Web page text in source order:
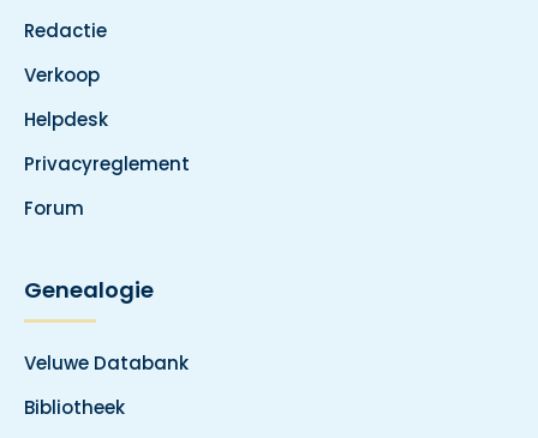
Redactie
Verkoop
Helpdesk
Privacyreglement
Forum
Genealogie
Veluwe Databank
Bibliotheek